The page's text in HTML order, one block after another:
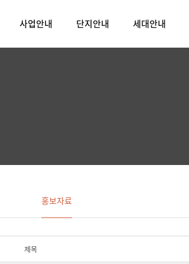
사업안내 단지안내 세대안내
홍보자료
제목